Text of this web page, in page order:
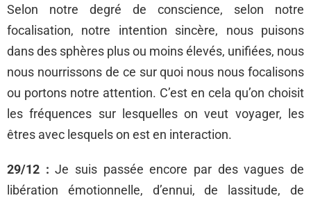
Selon notre degré de conscience, selon notre
focalisation, notre intention sincère, nous puisons
dans des sphères plus ou moins élevés, unifiées, nous
nous nourrissons de ce sur quoi nous nous focalisons
ou portons notre attention. C’est en cela qu’on choisit
les fréquences sur lesquelles on veut voyager, les
êtres avec lesquels on est en interaction.
29/12 : Je suis passée encore par des vagues de
libération émotionnelle, d’ennui, de lassitude, de